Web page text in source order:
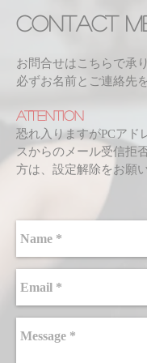
CONTACT
お問合せはこちらで承
必ずお名前とご連絡先
ATTENTION
恐れ入りますがPCアド
スからのメール受信拒
方は、設定解除をお願